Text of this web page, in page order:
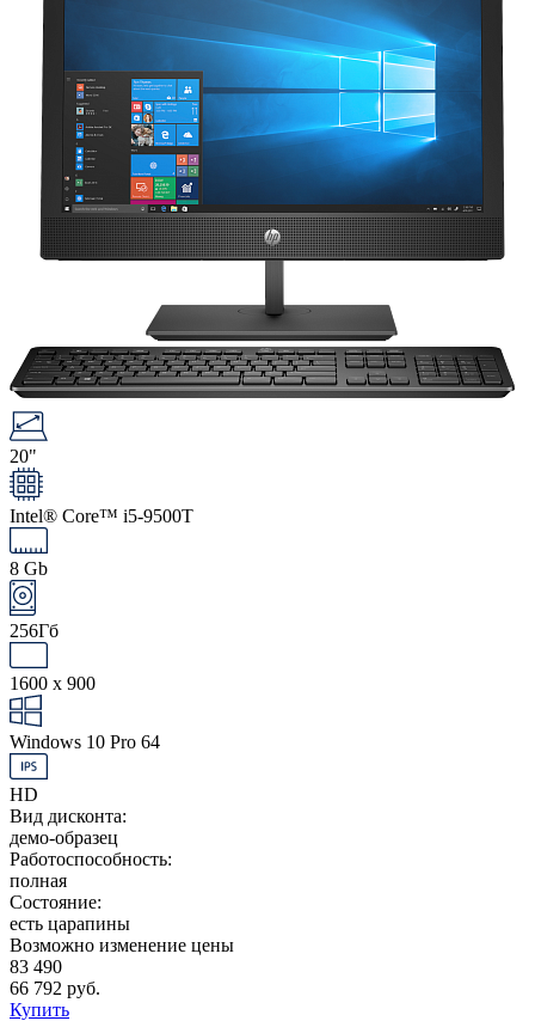
20"
Intel® Core™ i5-9500T
8 Gb
256Гб
1600 x 900
Windows 10 Pro 64
HD
Вид дисконта:
демо-образец
Работоспособность:
полная
Состояние:
есть царапины
Возможно изменение цены
83 490
66 792 руб.
Купить